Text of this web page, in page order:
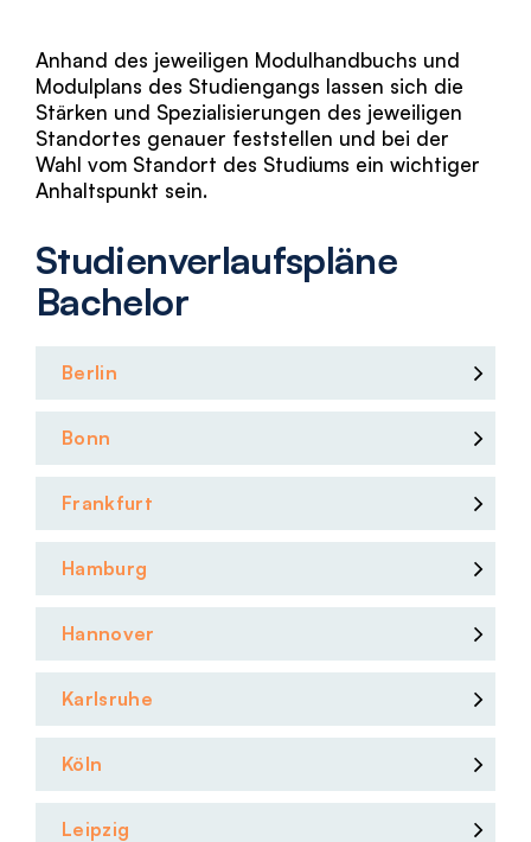
Anhand des jeweiligen Modulhandbuchs und
Modulplans des Studiengangs lassen sich die
Stärken und Spezialisierungen des jeweiligen
Standortes genauer feststellen und bei der
Wahl vom Standort des Studiums ein wichtiger
Anhaltspunkt sein.
Studienverlaufspläne
Bachelor
Berlin
Bonn
Frankfurt
Hamburg
Hannover
Karlsruhe
Köln
Leipzig